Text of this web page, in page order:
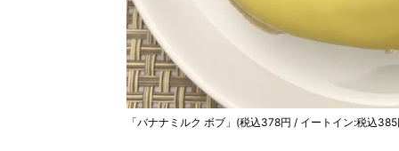
「バナナミルク ボブ」(税込378円 / イートイン:税込